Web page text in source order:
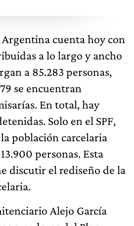
Argentina cuenta hoy con
a lo largo y ancho
a 85.283 personas,
se encuentran
En total, hay
Solo en el SPF,
población carcelaria
personas. Esta
discutir el rediseño de la
Alejo García